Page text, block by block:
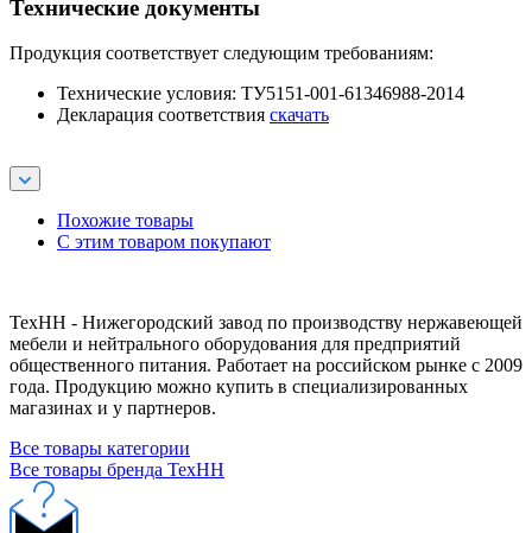
Технические документы
Продукция соответствует следующим требованиям:
Технические условия: ТУ5151-001-61346988-2014
Декларация соответствия скачать
Похожие товары
С этим товаром покупают
ТехНН - Нижегородский завод по производству нержавеющей
мебели и нейтрального оборудования для предприятий
общественного питания. Работает на российском рынке с 2009
года. Продукцию можно купить в специализированных
магазинах и у партнеров.
Все товары категории
Все товары бренда ТехНН